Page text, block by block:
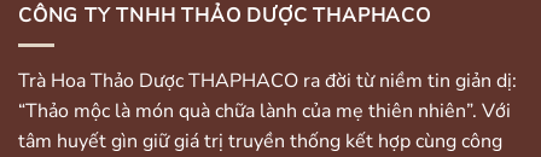
CÔNG TY TNHH THẢO DƯỢC THAPHACO
Trà Hoa Thảo Dược THAPHACO ra đời từ niềm tin giản dị:
“Thảo mộc là món quà chữa lành của mẹ thiên nhiên”. Với
tâm huyết gìn giữ giá trị truyền thống kết hợp cùng công